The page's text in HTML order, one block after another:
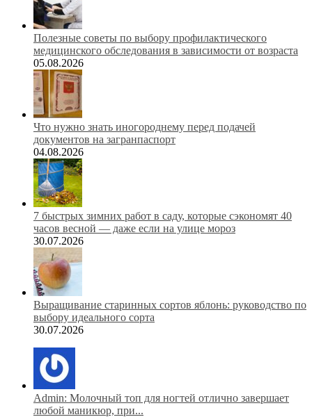
Полезные советы по выбору профилактического
медицинского обследования в зависимости от возраста
05.08.2026
Что нужно знать иногороднему перед подачей
документов на загранпаспорт
04.08.2026
7 быстрых зимних работ в саду, которые сэкономят 40
часов весной — даже если на улице мороз
30.07.2026
Выращивание старинных сортов яблонь: руководство по
выбору идеального сорта
30.07.2026
Admin: Молочный топ для ногтей отлично завершает
любой маникюр, при...